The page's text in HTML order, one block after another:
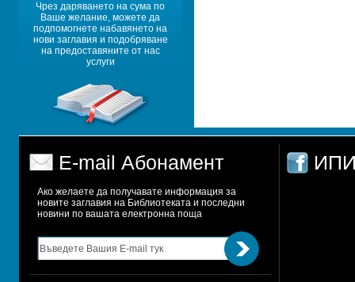
Чрез даряването на сума по
Ваше желание, можете да
подпомогнете набавянето на
нови заглавия и подобряване
на предоставяните от нас
услуги
E-mail Абонамент
Ако желаете да получавате информация за
новите заглавия на Библиотеката и последни
новини по вашата електронна поща
ИПИ